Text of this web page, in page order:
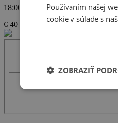
18:00
€ 40 € 4000
Používaním našej
cookie v súlade s
ZOBRAZIŤ